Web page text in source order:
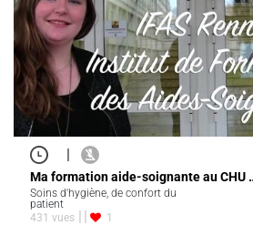
|
Ma formation aide-soignante au CHU
Soins d'hygiène, de confort du
patient
431 vues
1